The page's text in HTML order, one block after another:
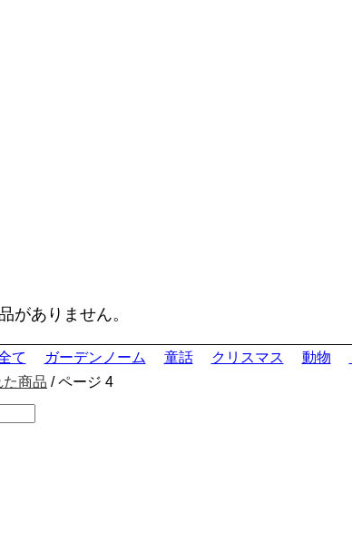
がありません。
て ガーデンノーム 童話 クリスマス 動物
た商品 /ページ 4